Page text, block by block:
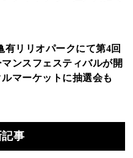
有リリオパークにて第4回
ンスフェスティバルが開
マーケットに抽選会も
事